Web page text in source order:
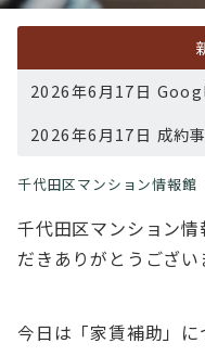
2026年6月17日
2026年6月17日 成約
千代田区マンション情報館
千代田区マンション
だきありがとうござい
今日は「家賃補助」に